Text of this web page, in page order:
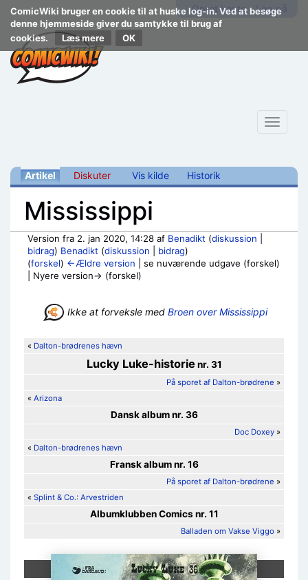
ComicWiki bruger en cookie til at huske log-in. Ved at besøge
denne hjemmeside giver du samtykke til brug af
cookies.
Læs mere
Opret konto Log på
Toggle
Artikel Diskuter Vis kilde Historik
Mississippi
Version fra 2. jan 2020, 14:28 af Benadikt (diskussion
bidrag) Benadikt (diskussion bidrag)
(forskel) ←Ældre version | se nuværende udgave (forskel)
| Nyere version→ (forskel)
Ikke at forveksle med Broen over Mississippi
« Dalton-brødrenes hævn
Lucky Luke-historienr. 31
På sporet af Dalton-brødrene »
« Arizona
Dansk album nr. 36
Doc Doxey »
« Dalton-brødrenes hævn
Fransk album nr. 16
På sporet af Dalton-brødrene »
« Splint & Co.: Arvestriden
Albumklubben Comics nr. 11
Balladen om Vakse Viggo »